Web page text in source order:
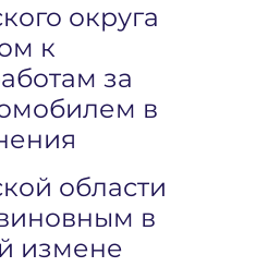
округа
к
за
в
области
в
измене